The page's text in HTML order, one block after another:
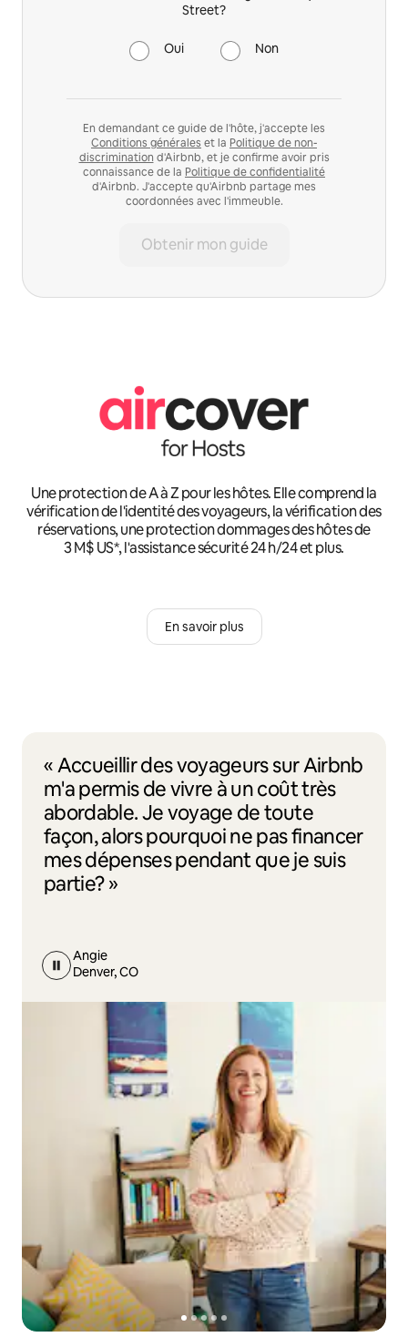
Street?
Oui Non
En demandant ce guide de l'hôte, j'accepte les
Conditions générales et la Politique de non-
discrimination d'Airbnb, et je confirme avoir pris
connaissance de la Politique de confidentialité
d'Airbnb. J'accepte qu'Airbnb partage mes
coordonnées avec l'immeuble.
Obtenir mon guide
Une protection de A à Z pour les hôtes. Elle comprend la
vérification de l'identité des voyageurs, la vérification des
réservations, une protection dommages des hôtes de
3 M$ US*, l'assistance sécurité 24 h/24 et plus.
En savoir plus
« Accueillir des voyageurs sur Airbnb
m'a permis de vivre à un coût très
abordable. Je voyage de toute
façon, alors pourquoi ne pas financer
mes dépenses pendant que je suis
partie? »
Angie
Denver, CO